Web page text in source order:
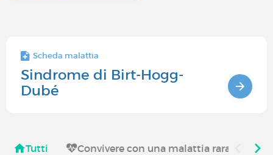
Scheda malattia
Sindrome di Birt-Hogg-
Dubé
Tutti Convivere con una malattia rara